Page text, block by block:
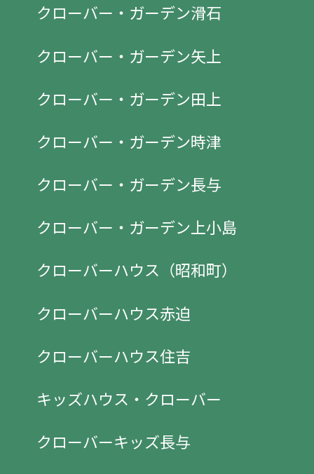
クローバー・ガーデン滑石
クローバー・ガーデン矢上
クローバー・ガーデン田上
クローバー・ガーデン時津
クローバー・ガーデン長与
クローバー・ガーデン上小島
クローバーハウス（昭和町）
クローバーハウス赤迫
クローバーハウス住吉
キッズハウス・クローバー
クローバーキッズ長与